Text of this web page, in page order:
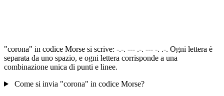
"corona" in codice Morse si scrive: -.-. --- .-. --- -. .-. Ogni lettera è
separata da uno spazio, e ogni lettera corrisponde a una
combinazione unica di punti e linee.
Come si invia "corona" in codice Morse?